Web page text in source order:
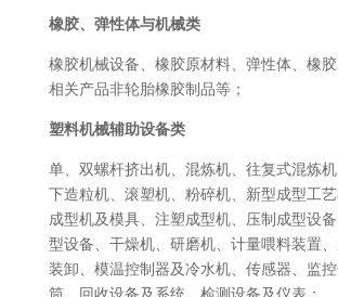
橡胶、弹性体与机械类
橡胶机械设备、橡胶原材料、弹性体、橡
相关产品非轮胎橡胶制品等；
塑料机械辅助设备类
单、双螺杆挤出机、混炼机、往复式混炼
下造粒机、滚塑机、粉碎机、新型成型工
成型机及模具、注塑成型机、压制成型设
型设备、干燥机、研磨机、计量喂料装置
装卸、模温控制器及冷水机、传感器、监